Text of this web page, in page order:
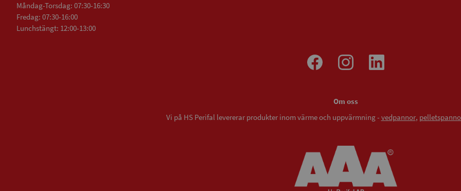
Måndag-Torsdag: 07:30-16:30
Fredag: 07:30-16:00
Lunchstängt: 12:00-13:00
Om oss
Vi på HS Perifal levererar produkter inom värme och uppvärmning - vedpannor,